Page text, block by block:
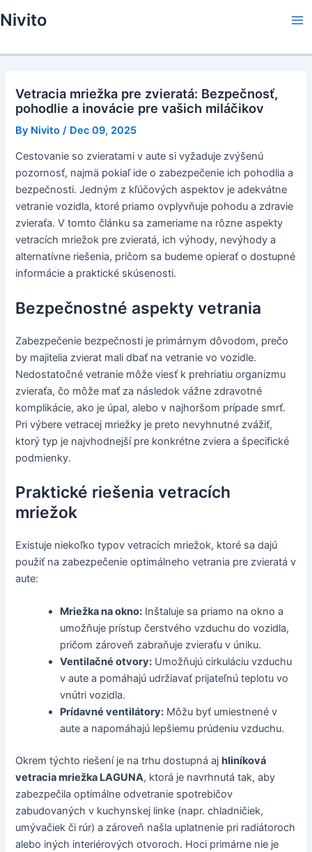
to
Nivito
Vetracia mriežka pre zvieratá: Bezpečnosť,
pohodlie a inovácie pre vašich miláčikov
By Nivito / Dec 09, 2025
Cestovanie so zvieratami v aute si vyžaduje zvýšenú
pozornosť, najmä pokiaľ ide o zabezpečenie ich pohodlia a
bezpečnosti. Jedným z kľúčových aspektov je adekvátne
vetranie vozidla, ktoré priamo ovplyvňuje pohodu a zdravie
zvieraťa. V tomto článku sa zameriame na rôzne aspekty
vetracích mriežok pre zvieratá, ich výhody, nevýhody a
alternatívne riešenia, pričom sa budeme opierať o dostupné
informácie a praktické skúsenosti.
Bezpečnostné aspekty vetrania
Zabezpečenie bezpečnosti je primárnym dôvodom, prečo
by majitelia zvierat mali dbať na vetranie vo vozidle.
Nedostatočné vetranie môže viesť k prehriatiu organizmu
zvieraťa, čo môže mať za následok vážne zdravotné
komplikácie, ako je úpal, alebo v najhoršom prípade smrť.
Pri výbere vetracej mriežky je preto nevyhnutné zvážiť,
ktorý typ je najvhodnejší pre konkrétne zviera a špecifické
podmienky.
Praktické riešenia vetracích
mriežok
Existuje niekoľko typov vetracích mriežok, ktoré sa dajú
použiť na zabezpečenie optimálneho vetrania pre zvieratá v
aute:
Mriežka na okno: Inštaluje sa priamo na okno a
umožňuje prístup čerstvého vzduchu do vozidla,
pričom zároveň zabraňuje zvieraťu v úniku.
Ventilačné otvory: Umožňujú cirkuláciu vzduchu
v aute a pomáhajú udržiavať prijateľnú teplotu vo
vnútri vozidla.
Prídavné ventilátory: Môžu byť umiestnené v
aute a napomáhajú lepšiemu prúdeniu vzduchu.
Okrem týchto riešení je na trhu dostupná ajhliníková
vetracia mriežka LAGUNA, ktorá je navrhnutá tak, aby
zabezpečila optimálne odvetranie spotrebičov
zabudovaných v kuchynskej linke (napr. chladničiek,
umývačiek či rúr) a zároveň našla uplatnenie pri radiátoroch
alebo iných interiérových otvoroch. Hoci primárne nie je